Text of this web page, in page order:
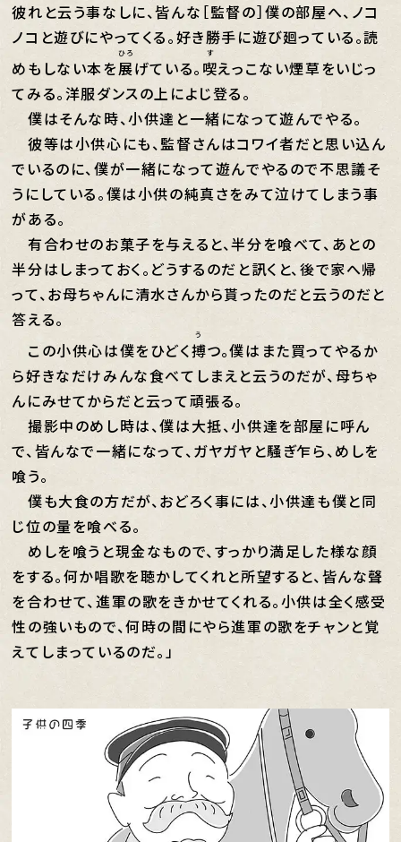
彼れと云う事なしに、皆んな［監督の］僕の部屋へ、ノコ
ノコと遊びにやってくる。好き勝手に遊び廻っている。読
めもしない本を展
ひろ
げている。 喫
す
えっこない煙草をいじっ
てみる。洋服ダンスの上によじ登る。
僕はそんな時、小供達と一緒になって遊んでやる。
彼等は小供心にも、監督さんはコワイ者だと思い込ん
でいるのに、僕が一緒になって遊んでやるので不思議そ
うにしている。僕は小供の純真さをみて泣けてしまう事
がある。
有合わせのお菓子を与えると、半分を喰べて、あとの
半分はしまっておく。どうするのだと訊くと、後で家へ帰
って、お母ちゃんに清水さんから貰ったのだと云うのだと
答える。
この小供心は僕をひどく搏
う
つ。僕はまた買ってやるか
ら好きなだけみんな食べてしまえと云うのだが、母ちゃ
んにみせてからだと云って頑張る。
撮影中のめし時は、僕は大抵、小供達を部屋に呼ん
で、皆んなで一緒になって、ガヤガヤと騒ぎ乍ら、めしを
喰う。
僕も大食の方だが、おどろく事には、小供達も僕と同
じ位の量を喰べる。
めしを喰うと現金なもので、すっかり満足した様な顔
をする。何か唱歌を聴かしてくれと所望すると、皆んな聲
を合わせて、進軍の歌をきかせてくれる。小供は全く感受
性の強いもので、何時の間にやら進軍の歌をチャンと覚
えてしまっているのだ。」